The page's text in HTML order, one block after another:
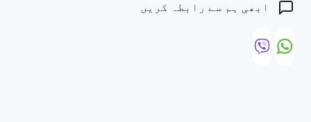
ابھی ہم سے رابطہ کریں